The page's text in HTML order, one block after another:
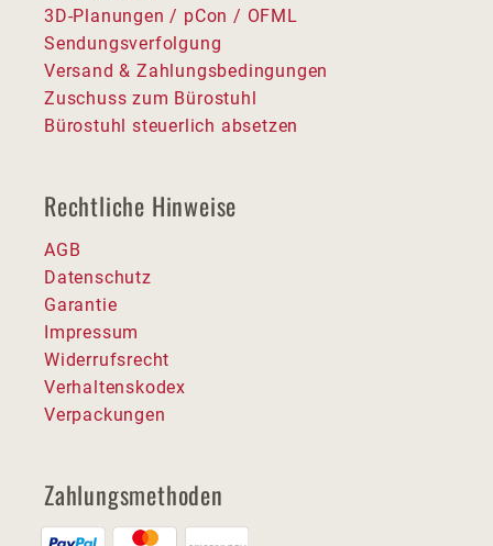
3D-Planungen / pCon / OFML
Sendungsverfolgung
Versand & Zahlungsbedingungen
Zuschuss zum Bürostuhl
Bürostuhl steuerlich absetzen
Rechtliche Hinweise
AGB
Datenschutz
Garantie
Impressum
Widerrufsrecht
Verhaltenskodex
Verpackungen
Zahlungsmethoden